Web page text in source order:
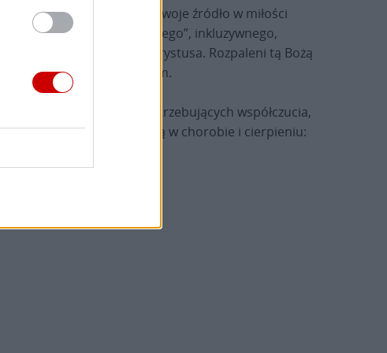
która znajduje swoje źródło w miłości
„samarytańskiego”, inkluzywnego,
w wierze w Jezusa Chrystusa. Rozpaleni tą Bożą
starszym i uciśnionym.
cierpiących, potrzebujących współczucia,
za tych, którzy żyją w chorobie i cierpieniu: